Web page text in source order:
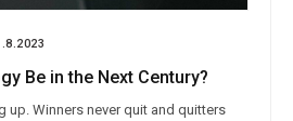
Be in the Next Century?
up. Winners never quit and quitters